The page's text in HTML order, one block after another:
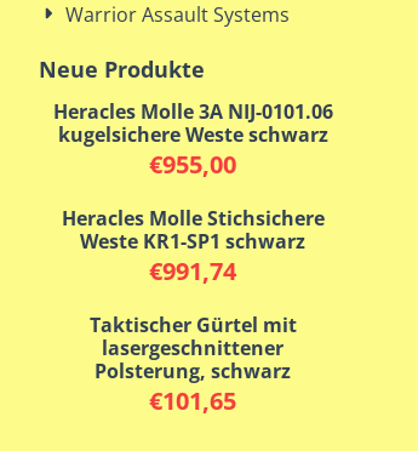
Warrior Assault Systems
Neue Produkte
Heracles Molle 3A NIJ-0101.06
kugelsichere Weste schwarz
€955,00
Heracles Molle Stichsichere
Weste KR1-SP1 schwarz
€991,74
Taktischer Gürtel mit
lasergeschnittener
Polsterung, schwarz
€101,65